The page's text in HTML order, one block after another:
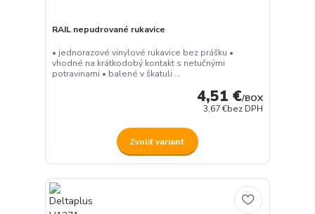
RAIL nepudrované rukavice
• jednorazové vinylové rukavice bez prášku •
vhodné na krátkodobý kontakt s netučnými
potravinami • balené v škatuli ...
4,51 €/BOX
3,67 €bez DPH
Zvoliť variant